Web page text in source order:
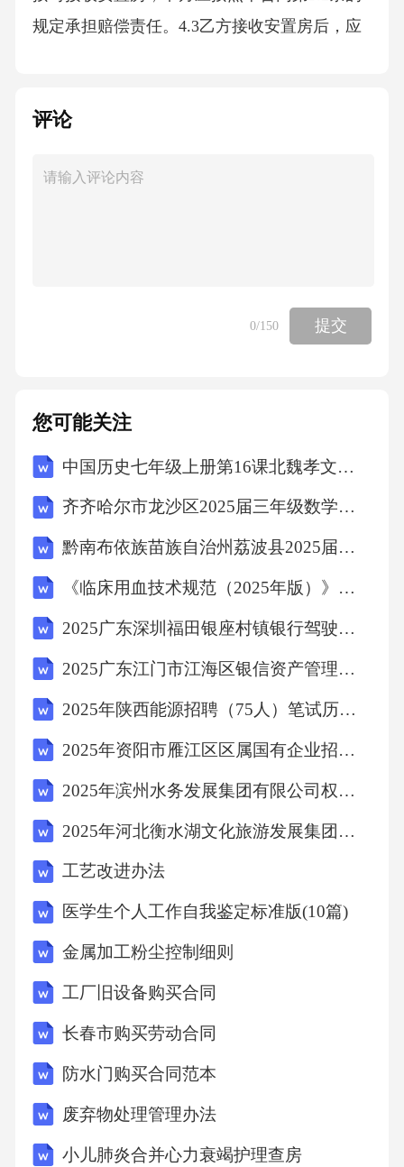
规定承担赔偿责任。4.3乙方接收安置房后，应
方应提供必要的协助。五、违约责任5.1若甲方
致乙方无法正常获取安置房或遭受损失，甲方
照本合同总金额的[X%]向乙方支付违约金。5.2
若乙方违反本合同第3.6条、第3.7条、第3.�条
甲方因此支付的赔偿金、违约金、诉讼费、律
师费等。同时，乙方应按照本合同总金额的
[X%]向甲方支付违约金。5.3任何一方违反本合
对方为实现债权而支付的一切费用，包括但不
限于诉讼费、律师费、差旅费等。上述费用的
承担应符合《中华人民共和国民法典》第577条
【违约责任】的规定。六、合同变更与解除6.1
并签订书面协议。变更或补充协议作为本合同
的组成部分，与本合同具有同等法律效力。6.2
在履行本合同过程中，若出现下列情形之一，
一方有权解除本合同：（1）因不可抗力因素导
致本合同无法继续履行的；（2）一方严重违反
本合同约定，经另一方书面通知后在合理期限
内仍未改正的；（3）法律法规规定的其他可以
解除合同的情形。6.3合同解除后，双方应按照
方违约导致合同解除的，违约方应按照本合同
约定承担违约责任。七、争议解决7.1本合同的
签订、履行、解释及争议解决均适用中华人民
共和国法律。7.2双方在履行本合同过程中如发
生争议，应首先通过友好协商解决；协商不成
的，任何一方均有权向有管辖权的人民法院提
评论
0/150 提交
您可能关注
中国历史七年级上册第16课北魏孝文帝改革教学设计
齐齐哈尔市龙沙区2025届三年级数学下学期期末调研模拟试题含解析
黔南布依族苗族自治州荔波县2025届数学四年级下学期期中联考试题（含解析）
《临床用血技术规范（2025年版）》考核试题
2025广东深圳福田银座村镇银行驾驶岗社会招聘笔试历年典型考题及考点剖析附带答案详解
2025广东江门市江海区银信资产管理有限公司招聘5人笔试历年常考点试题专练附带答案详解
2025年陕西能源招聘（75人）笔试历年典型考点题库附带答案详解
2025年资阳市雁江区区属国有企业招聘（8人）笔试历年典型考点题库附带答案详解
2025年滨州水务发展集团有限公司权属公司公开招聘国有企业工作人员（13人）笔试历年典型考点题库附带答案详解
2025年河北衡水湖文化旅游发展集团有限公司岗位招聘15人笔试历年典型考点题库附带答案详解
工艺改进办法
医学生个人工作自我鉴定标准版(10篇)
金属加工粉尘控制细则
工厂旧设备购买合同
长春市购买劳动合同
防水门购买合同范本
废弃物处理管理办法
小儿肺炎合并心力衰竭护理查房